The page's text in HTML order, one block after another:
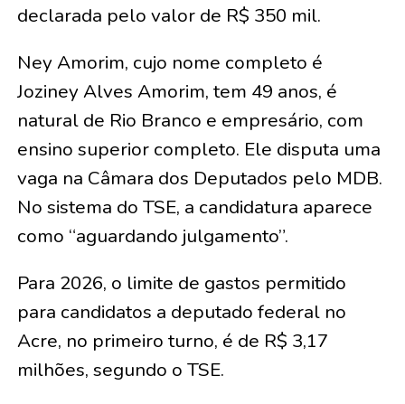
declarada pelo valor de R$ 350 mil.
Ney Amorim, cujo nome completo é
Joziney Alves Amorim, tem 49 anos, é
natural de Rio Branco e empresário, com
ensino superior completo. Ele disputa uma
vaga na Câmara dos Deputados pelo MDB.
No sistema do TSE, a candidatura aparece
como “aguardando julgamento”.
Para 2026, o limite de gastos permitido
para candidatos a deputado federal no
Acre, no primeiro turno, é de R$ 3,17
milhões, segundo o TSE.